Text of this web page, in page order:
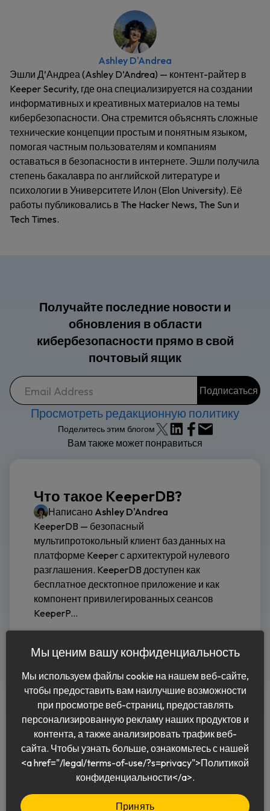
Ashley D'Andrea
Эшли Д’Андреа (Ashley D’Andrea) — контент-райтер в
Keeper Security, где она специализируется на создании
информативных и креативных материалов на темы
кибербезопасности. Она стремится объяснять сложные
технические концепции простым и понятным языком,
помогая частным пользователям и компаниям
оставаться в безопасности в интернете. Эшли получила
степень бакалавра по английской литературе и
психологии в Университете Илон (Elon University). Её
работы публиковались в The Hacker News, The Sun и
Tech Times.
Получайте последние новости и
обновления в области
кибербезопасности прямо в свой
почтовый ящик
Просмотреть редакционную политику
Поделитесь этим блогом
Вам также может понравиться
Что такое KeeperDB?
Написано Ashley D'Andrea
KeeperDB — безопасный
мультипротокольный клиент баз данных на
платформе Keeper с архитектурой нулевого
разглашения. KeeperDB доступен как
бесплатное десктопное приложение и как
компонент привилегированных сеансов
KeeperP...
Читать дальше
Pусский
Мы ценим вашу конфиденциальность
Мы используем файлы cookie на нашем веб-сайте,
чтобы предоставить вам наилучшие возможности
при просмотре веб-страниц, предоставлять
персонализированную рекламу наших продуктов и
контента, а также анализировать трафик веб-
сайта. Чтобы узнать больше, ознакомьтесь с нашей
<a href="/legal/terms-of-use/?s=privacy">Политикой
конфиденциальности</a>.
Принять